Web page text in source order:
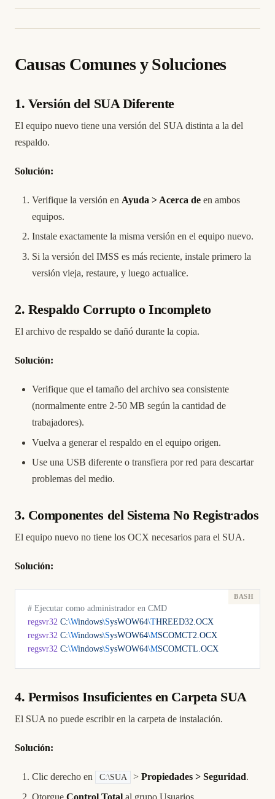
Causas Comunes y Soluciones
1. Versión del SUA Diferente
El equipo nuevo tiene una versión del SUA distinta a la del
respaldo.
Solución:
Verifique la versión en Ayuda > Acerca de en ambos
equipos.
Instale exactamente la misma versión en el equipo nuevo.
Si la versión del IMSS es más reciente, instale primero la
versión vieja, restaure, y luego actualice.
2. Respaldo Corrupto o Incompleto
El archivo de respaldo se dañó durante la copia.
Solución:
Verifique que el tamaño del archivo sea consistente
(normalmente entre 2-50 MB según la cantidad de
trabajadores).
Vuelva a generar el respaldo en el equipo origen.
Use una USB diferente o transfiera por red para descartar
problemas del medio.
3. Componentes del Sistema No Registrados
El equipo nuevo no tiene los OCX necesarios para el SUA.
Solución:
# Ejecutar como administrador en CMD
regsvr32 C:\Windows\SysWOW64\THREED32.OCX
regsvr32 C:\Windows\SysWOW64\MSCOMCT2.OCX
regsvr32 C:\Windows\SysWOW64\MSCOMCTL.OCX
4. Permisos Insuficientes en Carpeta SUA
El SUA no puede escribir en la carpeta de instalación.
Solución:
Clic derecho en C:\SUA >Propiedades > Seguridad.
Otorgue Control Total al grupo Usuarios.